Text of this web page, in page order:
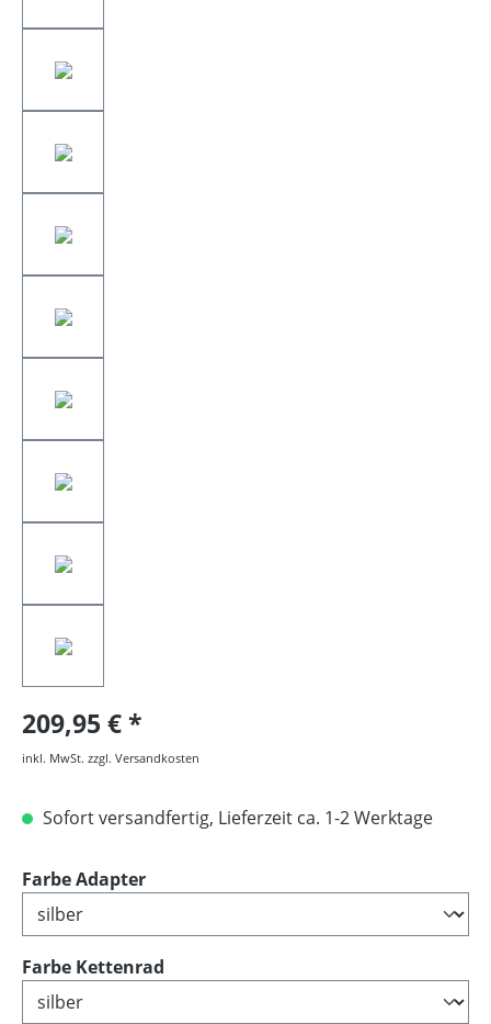
209,95 €
inkl. MwSt. zzgl. Versandkosten
Sofort versandfertig, Lieferzeit ca. 1-2 Werktage
Farbe Adapterauswählen
Farbe Kettenrad